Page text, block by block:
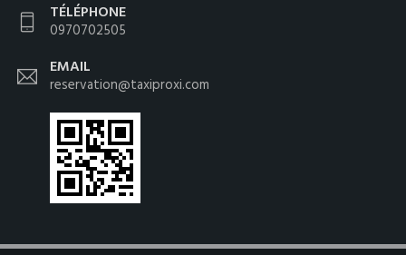
TÉLÉPHONE
0970702505
EMAIL
reservation@taxiproxi.com